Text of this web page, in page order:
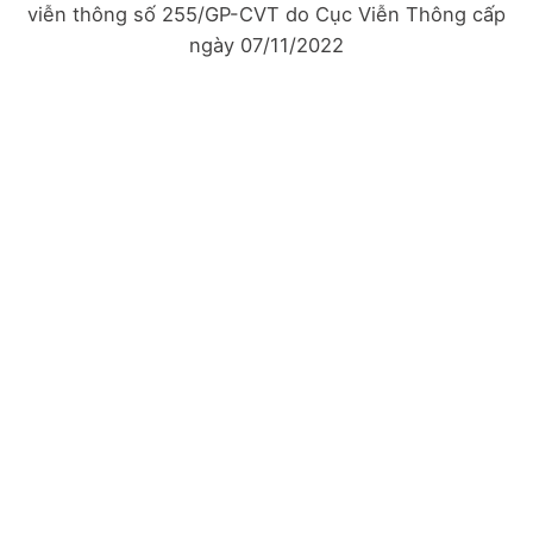
viễn thông số 255/GP-CVT do Cục Viễn Thông cấp
ngày 07/11/2022